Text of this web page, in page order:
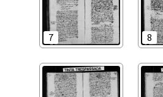
7 8